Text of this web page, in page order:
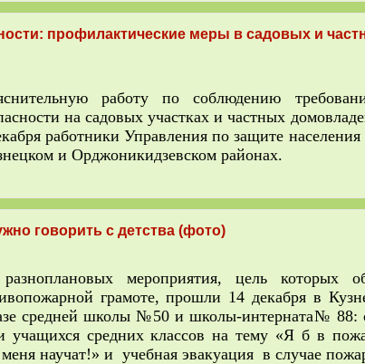
профилактические меры в садовых и
работу по соблюдению
на садовых участках и частных
работники Управления по защите
и Орджоникидзевском районах.
говорить с детства (фото)
мероприятия, цель которых
грамоте, прошли 14 декабря в
средней школы №50 и школы-интерната№ 88:
учащихся средних классов на тему «Я б в
научат!» и учебная эвакуация в случае